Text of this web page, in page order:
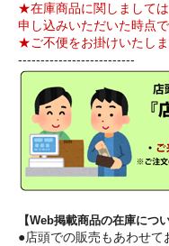
★在庫商品に関しまして
申し込みいただいた時点
★ご不便をお掛けいたしま
--------------------------
【Web掲載商品の在庫につい
●店頭での販売もあわせて